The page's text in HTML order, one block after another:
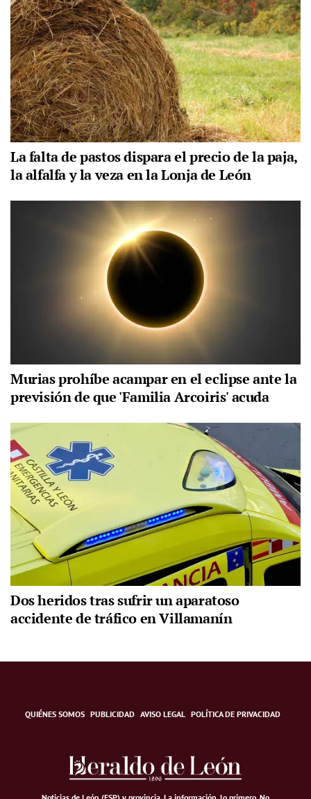
La falta de pastos dispara el precio de la paja,
la alfalfa y la veza en la Lonja de León
Murias prohíbe acampar en el eclipse ante la
previsión de que 'Familia Arcoiris' acuda
Dos heridos tras sufrir un aparatoso
accidente de tráfico en Villamanín
QUIÉNES SOMOS PUBLICIDAD AVISO LEGAL POLÍTICA DE PRIVACIDAD